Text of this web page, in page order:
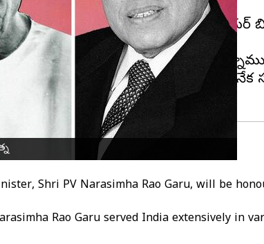
ఇస్తారు.అయితే, ఈ సంవత్సరం,సీనియర్
చేసింది.
సత్కరిస్తున్నందుకు
ఆంధ్రప్రదేశ్ముఖ్యమంత్రిగా,కేంద్ర
Shri PV Narasimha Rao Garu, will be
Rao Garu served India extensively in